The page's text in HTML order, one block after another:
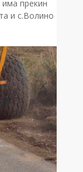
прекин
и с.Волино